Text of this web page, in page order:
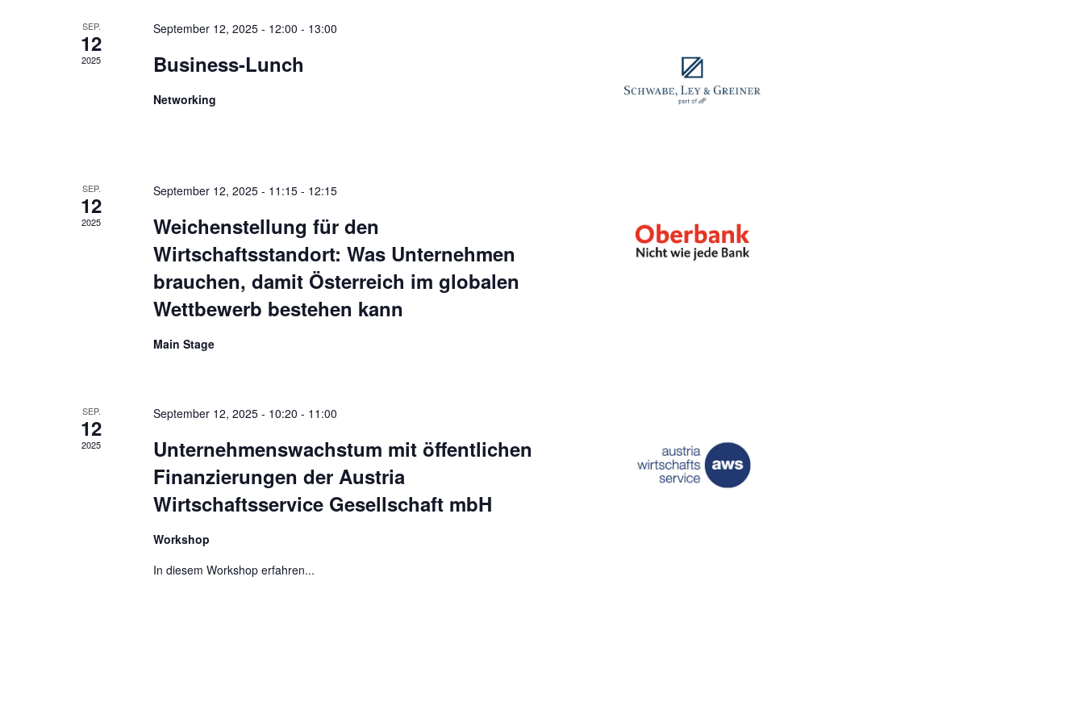
SEP.
12
2025
September 12, 2025 - 12:00 - 13:00
Business-Lunch
Networking
SEP.
12
2025
September 12, 2025 - 11:15 - 12:15
Weichenstellung für den
Wirtschaftsstandort: Was Unternehmen
brauchen, damit Österreich im globalen
Wettbewerb bestehen kann
Main Stage
SEP.
12
2025
September 12, 2025 - 10:20 - 11:00
Unternehmenswachstum mit öffentlichen
Finanzierungen der Austria
Wirtschaftsservice Gesellschaft mbH
Workshop
In diesem Workshop erfahren...